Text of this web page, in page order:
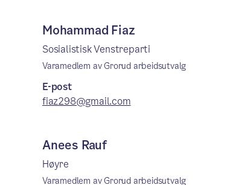
Mohammad Fiaz
Sosialistisk Venstreparti
Varamedlem av Grorud arbeidsutvalg
E-post
fiaz298@gmail.com
Anees Rauf
Høyre
Varamedlem av Grorud arbeidsutvalg